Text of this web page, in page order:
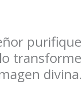
divina.